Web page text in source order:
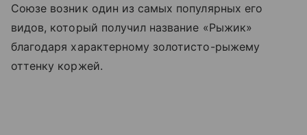
Союзе возник один из самых популярных его
видов, который получил название «Рыжик»
благодаря характерному золотисто-рыжему
оттенку коржей.